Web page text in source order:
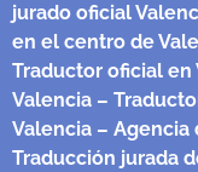
jurado oficial
en el centro de
Traductor oficial en
Valencia –
Valencia – Agencia
Traducción jurada